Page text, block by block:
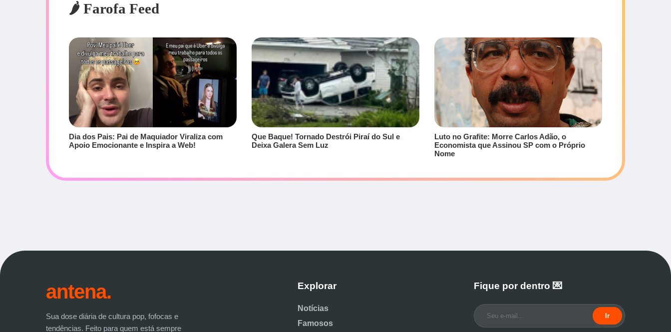
🌶️ Farofa Feed
Dia dos Pais: Pai de Maquiador Viraliza com
Apoio Emocionante e Inspira a Web!
Que Baque! Tornado Destrói Piraí do Sul e
Deixa Galera Sem Luz
Luto no Grafite: Morre Carlos Adão, o
Economista que Assinou SP com o Próprio
Nome
antena.
Sua dose diária de cultura pop, fofocas e
tendências. Feito para quem está sempre
Explorar
Notícias
Famosos
Fique por dentro 💌
Ir